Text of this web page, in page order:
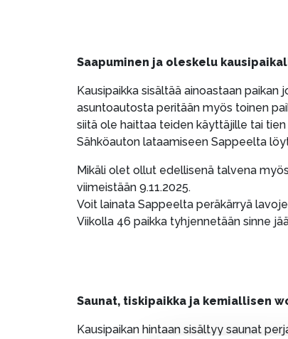
Saapuminen ja oleskelu
Kausipaikka sisältää ainoastaan
asuntoautosta peritään myös toinen
siitä ole haittaa teiden käyttäjille tai tien
Sähköauton lataamiseen Sappeelta
Mikäli olet ollut edellisenä talvena
viimeistään 9.11.2025.
Voit lainata Sappeelta peräkärryä
Viikolla 46 paikka tyhjennetään sinne
Saunat, tiskipaikka ja kemiallisen
Kausipaikan hintaan sisältyy saunat